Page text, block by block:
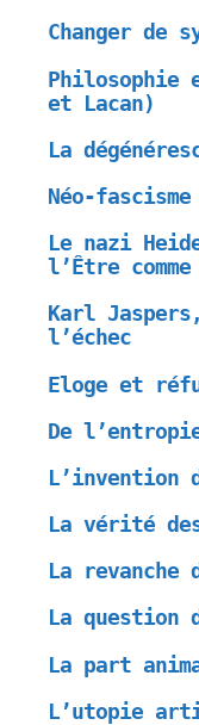
Changer de
Philosophie
et Lacan)
La
Néo-
Le nazi
l’Être
Karl
l’échec
Eloge et
De
L’invention
La vérité
La revanche
La question
La part
L’utopie